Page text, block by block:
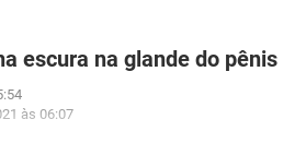
escura na glande do pênis
às 06:07